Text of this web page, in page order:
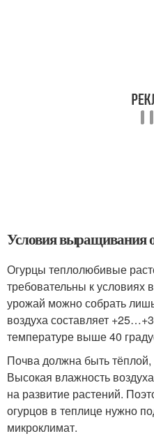
Условия выращивания
Огурцы теплолюбивые
требовательны к
урожай можно собрать
воздуха составляет
температуре выше 40
Почва должна быть
Высокая влажность
на развитие растений.
огурцов в теплице нужно
микроклимат.